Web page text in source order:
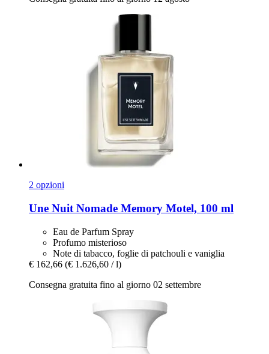
2 opzioni
Une Nuit Nomade Memory Motel, 100 ml
Eau de Parfum Spray
Profumo misterioso
Note di tabacco, foglie di patchouli e vaniglia
€ 162,66 (€ 1.626,60 / l)
Consegna gratuita fino al giorno 02 settembre